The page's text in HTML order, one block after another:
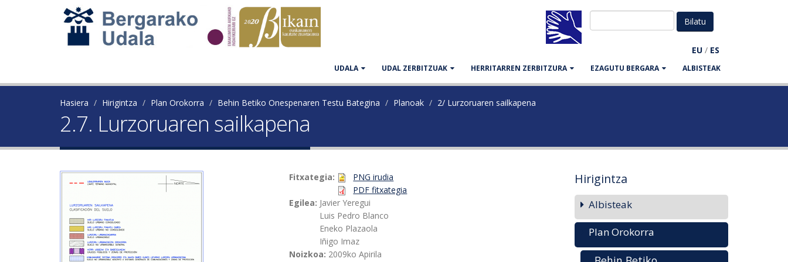
EU / ES
UDALA UDAL ZERBITZUAK HERRITARREN ZERBITZURA EZAGUTU BERGARA ALBISTEAK
Hasiera Hirigintza Plan Orokorra Behin Betiko Onespenaren Testu Bategina Planoak 2/ Lurzoruaren sailkapena
2.7. Lurzoruaren sailkapena
Fitxategia:
PNG irudia
PDF fitxategia
Egilea: Javier Yeregui
Luis Pedro Blanco
Eneko Plazaola
Iñigo Imaz
Noizkoa: 2009ko Apirila
Hirigintza
Albisteak
Plan Orokorra